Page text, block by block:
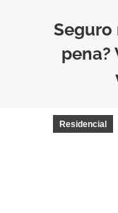
Seguro
pena?
Residencial